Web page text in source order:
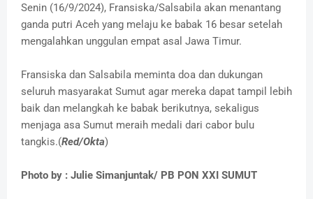
Senin (16/9/2024), Fransiska/Salsabila akan menantang
ganda putri Aceh yang melaju ke babak 16 besar setelah
mengalahkan unggulan empat asal Jawa Timur.
Fransiska dan Salsabila meminta doa dan dukungan
seluruh masyarakat Sumut agar mereka dapat tampil lebih
baik dan melangkah ke babak berikutnya, sekaligus
menjaga asa Sumut meraih medali dari cabor bulu
tangkis.(Red/Okta)
Photo by : Julie Simanjuntak/ PB PON XXI SUMUT